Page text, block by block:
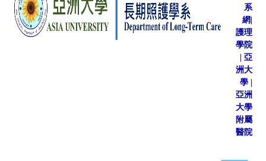
系
網|
護理
學院
| 亞
洲大
學 |
亞洲
大學
附屬
醫院